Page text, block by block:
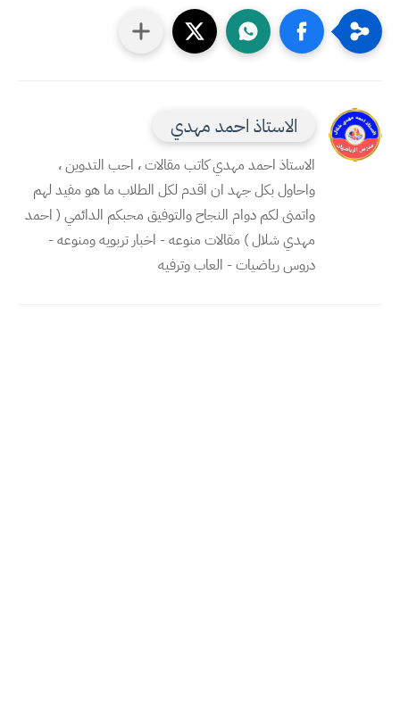
الاستاذ احمد مهدي
الاستاذ احمد مهدي كاتب مقالات ، احب التدوين ،
واحاول بكل جهد ان اقدم لكل الطلاب ما هو مفيد لهم
واتمنى لكم دوام النجاح والتوفيق محبكم الدائمي ( احمد
مهدي شلال ) مقالات منوعه - اخبار تربويه ومنوعه -
دروس رياضيات - العاب وترفيه